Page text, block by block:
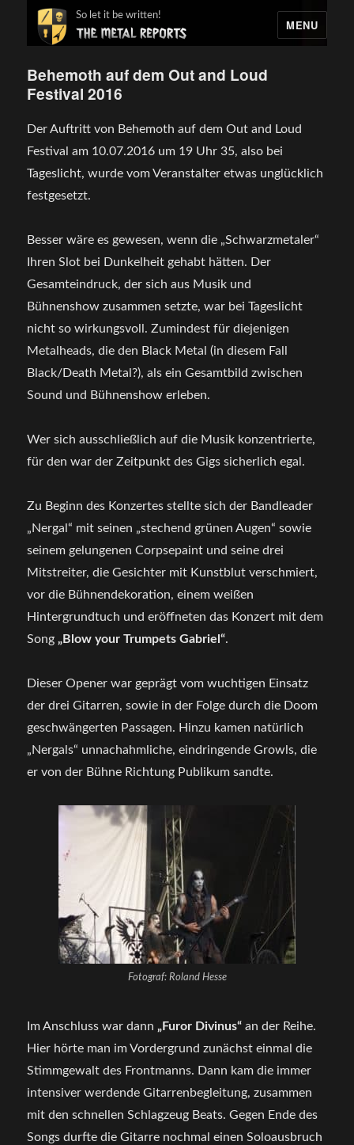
MENU
So let it be written!
Behemoth auf dem Out and Loud
Festival 2016
Der Auftritt von Behemoth auf dem Out and Loud
Festival am 10.07.2016 um 19 Uhr 35, also bei
Tageslicht, wurde vom Veranstalter etwas unglücklich
festgesetzt.
Besser wäre es gewesen, wenn die „Schwarzmetaler“
Ihren Slot bei Dunkelheit gehabt hätten. Der
Gesamteindruck, der sich aus Musik und
Bühnenshow zusammen setzte, war bei Tageslicht
nicht so wirkungsvoll. Zumindest für diejenigen
Metalheads, die den Black Metal (in diesem Fall
Black/Death Metal?), als ein Gesamtbild zwischen
Sound und Bühnenshow erleben.
Wer sich ausschließlich auf die Musik konzentrierte,
für den war der Zeitpunkt des Gigs sicherlich egal.
Zu Beginn des Konzertes stellte sich der Bandleader
„Nergal“ mit seinen „stechend grünen Augen“ sowie
seinem gelungenen Corpsepaint und seine drei
Mitstreiter, die Gesichter mit Kunstblut verschmiert,
vor die Bühnendekoration, einem weißen
Hintergrundtuch und eröffneten das Konzert mit dem
Song„Blow your Trumpets Gabriel“.
Dieser Opener war geprägt vom wuchtigen Einsatz
der drei Gitarren, sowie in der Folge durch die Doom
geschwängerten Passagen. Hinzu kamen natürlich
„Nergals“ unnachahmliche, eindringende Growls, die
er von der Bühne Richtung Publikum sandte.
Fotograf: Roland Hesse
Im Anschluss war dann„Furor Divinus“ an der Reihe.
Hier hörte man im Vordergrund zunächst einmal die
Stimmgewalt des Frontmanns. Dann kam die immer
intensiver werdende Gitarrenbegleitung, zusammen
mit den schnellen Schlagzeug Beats. Gegen Ende des
Songs durfte die Gitarre nochmal einen Soloausbruch